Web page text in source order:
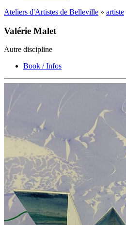
Ateliers d'Artistes de Belleville » artiste
Valérie Malet
Autre discipline
Book / Infos